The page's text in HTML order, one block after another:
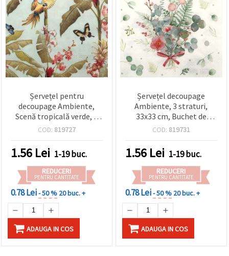
Șervețel pentru
decoupage Ambiente,
Scenă tropicală verde, 3
straturi, 33x33 cm, 1 buc
COD: 819727
1.56 Lei 1-19 buc.
REDUCERI
PENTRU CANTITATE
0.78 Lei- 50 % 20 buc. +
ADAUGA IN COS
Șervețel decoupage
Ambiente, 3 straturi,
33x33 cm, Buchet de
eucalipt și ferigă - 1
COD: 819731
1.56 Lei 1-19 buc.
REDUCERI
PENTRU CANTITATE
0.78 Lei- 50 % 20 buc. +
ADAUGA IN COS